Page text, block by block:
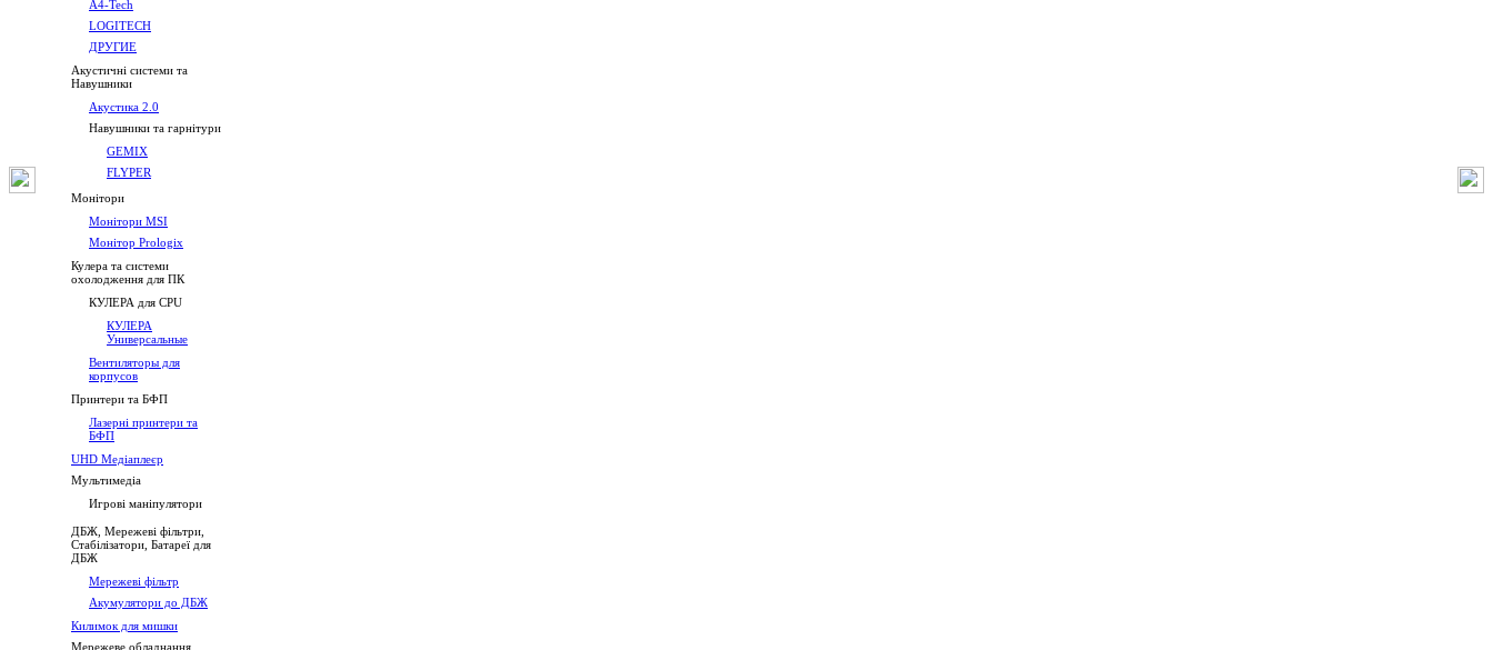
A4-Tech
LOGITECH
ДРУГИЕ
Акустичні системи та
Навушники
Акустика 2.0
Навушники та гарнітури
GEMIX
FLYPER
Монітори
Монітори MSI
Монітор Prologix
Кулера та системи
охолодження для ПК
КУЛЕРА для CPU
КУЛЕРА
Универсальные
Вентиляторы для
корпусов
Принтери та БФП
Лазерні принтери та
БФП
UHD Медіаплеєр
Мультимедіа
Игрові маніпулятори
ДБЖ, Мережеві фільтри,
Стабілізатори, Батареї для
ДБЖ
Мережеві фільтр
Акумулятори до ДБЖ
Килимок для мишки
Мережеве обладнання